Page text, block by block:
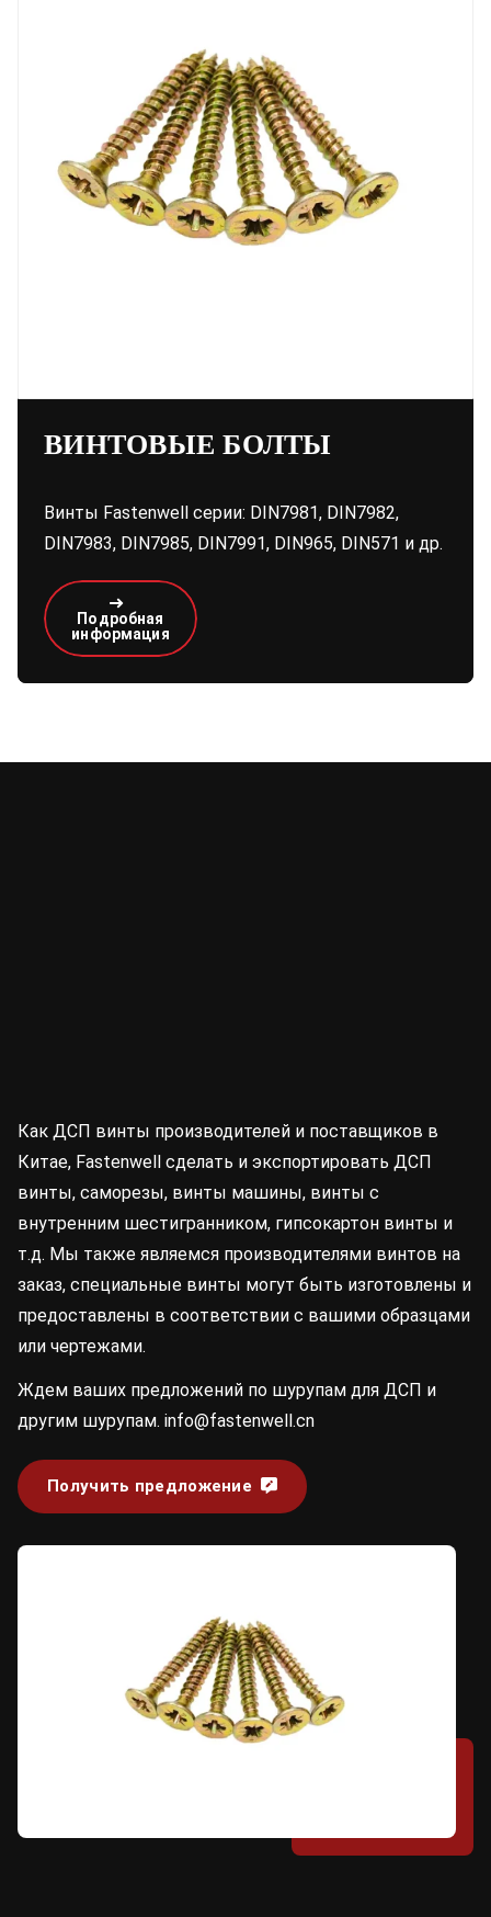
ВИНТОВЫЕ БОЛТЫ
Винты Fastenwell серии: DIN7981, DIN7982,
DIN7983, DIN7985, DIN7991, DIN965, DIN571 и др.
Подробная
информация
Как ДСП винты производителей и поставщиков в
Китае, Fastenwell сделать и экспортировать ДСП
винты, саморезы, винты машины, винты с
внутренним шестигранником, гипсокартон винты и
т.д. Мы также являемся производителями винтов на
заказ, специальные винты могут быть изготовлены и
предоставлены в соответствии с вашими образцами
или чертежами.
Ждем ваших предложений по шурупам для ДСП и
другим шурупам. info@fastenwell.cn
Получить предложение